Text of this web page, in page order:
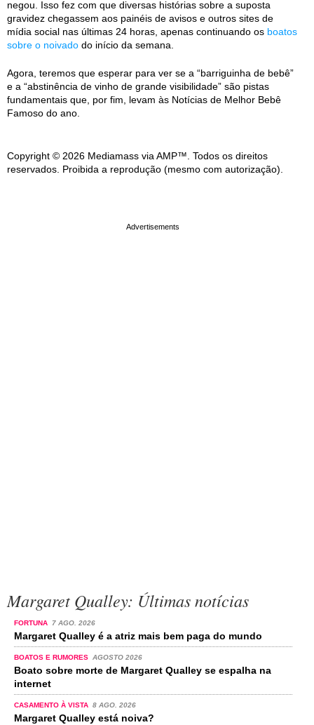
negou. Isso fez com que diversas histórias sobre a suposta
gravidez chegassem aos painéis de avisos e outros sites de
mídia social nas últimas 24 horas, apenas continuando os boatos
sobre o noivado do início da semana.
Agora, teremos que esperar para ver se a “barriguinha de bebê”
e a “abstinência de vinho de grande visibilidade” são pistas
fundamentais que, por fim, levam às Notícias de Melhor Bebê
Famoso do ano.
Copyright © 2026 Mediamass via AMP™. Todos os direitos
reservados. Proibida a reprodução (mesmo com autorização).
Margaret Qualley: Últimas notícias
FORTUNA 7 AGO. 2026
Margaret Qualley é a atriz mais bem paga do mundo
BOATOS E RUMORES AGOSTO 2026
Boato sobre morte de Margaret Qualley se espalha na
internet
CASAMENTO À VISTA 8 AGO. 2026
Margaret Qualley está noiva?